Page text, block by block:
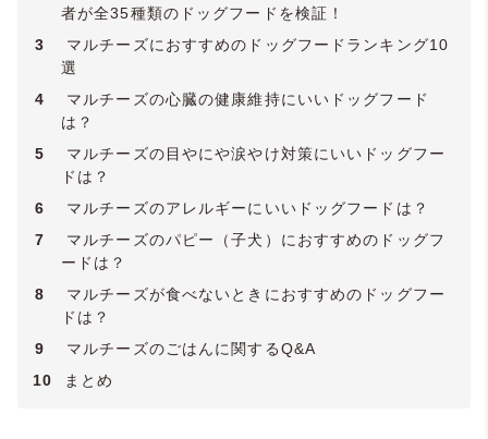
者が全35種類のドッグフードを検証！
3
マルチーズにおすすめのドッグフードランキング10
選
4
マルチーズの心臓の健康維持にいいドッグフード
は？
5
マルチーズの目やにや涙やけ対策にいいドッグフー
ドは？
6
マルチーズのアレルギーにいいドッグフードは？
7
マルチーズのパピー（子犬）におすすめのドッグフ
ードは？
8
マルチーズが食べないときにおすすめのドッグフー
ドは？
9
マルチーズのごはんに関するQ&A
10
まとめ